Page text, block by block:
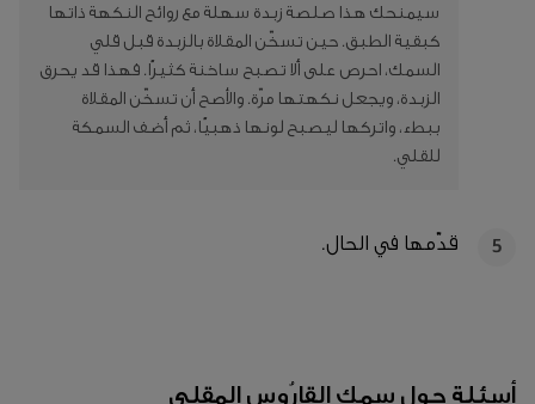
سيمنحك هذا صلصة زبدة سهلة مع روائح النكهة ذاتها
كبقية الطبق. حين تسخّن المقلاة بالزبدة قبل قلي
السمك، احرص على ألا تصبح ساخنة كثيرًا. فهذا قد يحرق
الزبدة، ويجعل نكهتها مرّة. والأصح أن تسخّن المقلاة
ببطء، واتركها ليصبح لونها ذهبيًا، ثم أضف السمكة
للقلي.
5 قدّمها في الحال.
أسئلة حول سمك القارُوس المقلي